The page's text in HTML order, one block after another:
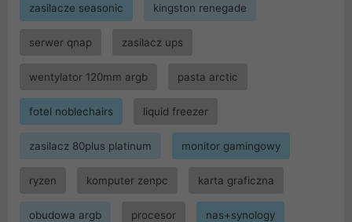
zasilacze seasonic kingston renegade
serwer qnap zasilacz ups
wentylator 120mm argb pasta arctic
fotel noblechairs liquid freezer
zasilacz 80plus platinum monitor gamingowy
ryzen komputer zenpc karta graficzna
obudowa argb procesor nas+synology